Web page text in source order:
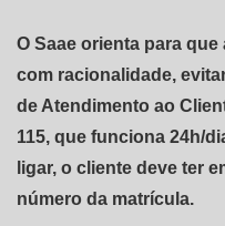
O Saae orienta para
com racionalidade,
de Atendimento ao
115, que funciona 24h/
ligar, o cliente deve ter
número da matrícula.